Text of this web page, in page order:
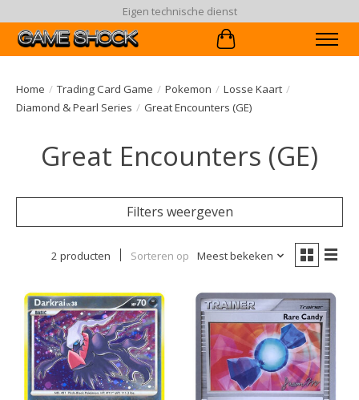
Eigen technische dienst
Winkelwagen
Home / Trading Card Game / Pokemon / Losse Kaart /
Diamond & Pearl Series / Great Encounters (GE)
Great Encounters (GE)
Filters weergeven
2 producten Sorteren op Meest bekeken